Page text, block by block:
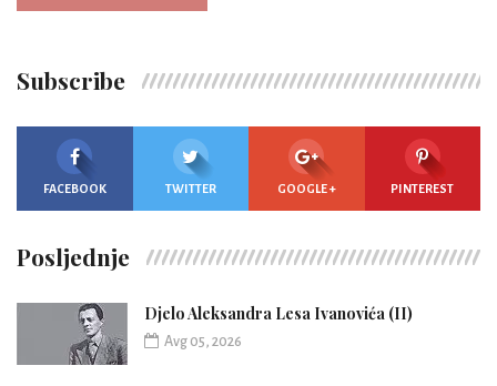
Subscribe
FACEBOOK TWITTER GOOGLE + PINTEREST
Posljednje
Djelo Aleksandra Lesa Ivanovića (II)
Avg 05, 2026